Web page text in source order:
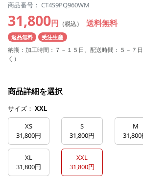
商品番号： CT4S9PQ960WM
31,800円 （税込） 送料無料
返品無料 受注生産
納期：加工時間：７－１５日、配送時間：５－７
く）
商品詳細を選択
サイズ： XXL
XS
31,800円
S
31,800円
M
31,800
XL
31,800円
XXL
31,800円